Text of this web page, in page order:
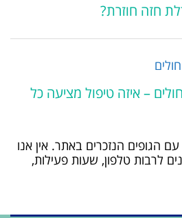
חזה חוזרת?
– איזה טיפול מציעה כל
הגופים הנזכרים באתר. אין אנו
לרבות טלפון, שעות פעילות,